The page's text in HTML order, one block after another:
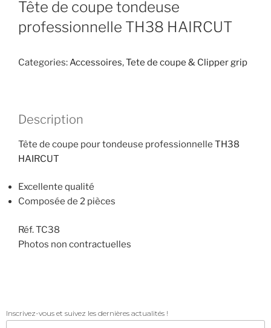
Tête de coupe tondeuse
professionnelle TH38 HAIRCUT
Categories:Accessoires,Tete de coupe & Clipper grip
Description
Tête de coupe pour tondeuse professionnelle TH38
HAIRCUT
Excellente qualité
Composée de 2 pièces
Réf. TC38
Photos non contractuelles
Inscrivez-vous et suivez les dernières actualités !